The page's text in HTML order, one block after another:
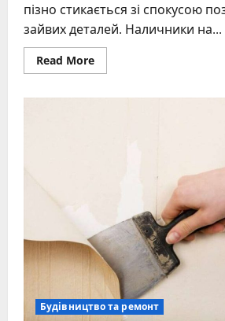
пізно стикається зі спокусою
зайвих деталей. Наличники на...
Read MoreRead
more
Будівництво та ремонт